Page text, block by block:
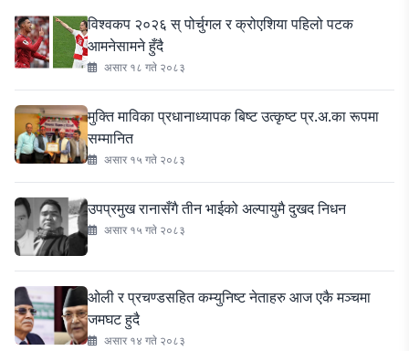
विश्वकप २०२६ स् पोर्चुगल र क्रोएशिया पहिलो पटक
आमनेसामने हुँदै
असार १८ गते २०८३
मुक्ति माविका प्रधानाध्यापक बिष्ट उत्कृष्ट प्र.अ.का रूपमा
सम्मानित
असार १५ गते २०८३
उपप्रमुख रानासँगै तीन भाईको अल्पायुमै दुखद निधन
असार १५ गते २०८३
ओली र प्रचण्डसहित कम्युनिष्ट नेताहरु आज एकै मञ्चमा
जमघट हुदै
असार १४ गते २०८३